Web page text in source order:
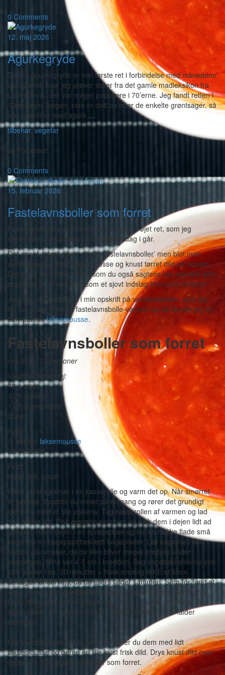
-
0 Comments
12. maj 2026
Agurkegryde
Denne agurkegryde er min første ret i forbindelse med månedens
benspænd, hvor jeg prøver retter fra det gamle madleksikon fra
Lademanns, der var meget populære i 70’erne. Jeg fandt retten i
‘Grønsager’-bogen, som er delt op efter de enkelte grøntsager, så
alle opskrifter med agurk …
tilbehør,vegetar
-
by Piskeriset
-
0 Comments
15. februar 2026
Fastelavnsboller som forret
Fastelavnsboller som forret er min glimt-i-øjet ret, som jeg
serverede til gemalens familiefødselsdag i går.
Det er selvfølgelig ikke ‘rigtige fastelavnsboller’ men blot mini-
vandbakkelser med laksemousse og knust tørret dild på toppen.
Det er en lille nuttet forret, som du også sagtens kan servere som
appetizer til en fest eller som et sjovt indslag til brunch-buffeten.
Jeg tog udgangspunkt i min opskrift på vandbakkelser, som jeg
før har brugt til en let fastelavnsbolle-variant, og så lavede jeg en
halv portionlaksemousse.
Fastelavnsboller som forret
nok til 10-12 personer
Vandbakkelsesdej:
70 g smør
1,25 dl vand
1,25 dl hvedemel
2 æg
Fyld:
½ portion laksemousse
lidt frisk dild
Pynt:
tørret dild, knust
Hæld vand og smør i en kasserolle og varm det op. Når smørret
er smeltet, tilsætter du melet på én gang og rører det grundigt
igennem med et lille piskeris. Tag kasserollen af varmen og lad
den afkøle lidt. Pisk æggene sammen og pisk dem i dejen lidt ad
gangen. Hæld dejen i en sprøjtepose og lav en række flade små
kager på en bagepapirbeklædt bageplader. Lav kagerne i den
bredde, du ønsker, da de ikke bliver meget bredere under
bagningen. Mine var 4-5 cm i bredden. Bag vandbakkelserne ved
200 grader i ca. 20 minutter – husk endelig IKKE at åbne
ovnlågen undervejs, da de ellers falder sammen. Sørg for først at
åbne ovnen, når vandbakkelserne er meget gyldne. Når du har
taget dem ud af ovnen, klipper du et hul i kanten af hver af dem,
så du lukker den varme luft ud – det forhindrer, at de falder
sammen.
Når vandbakkelserne er kølet af, fylder du dem med lidt
laksemousse og gerne en lille kvist frisk dild. Drys knust dild over
og servér dine fastelavnsboller som forret.